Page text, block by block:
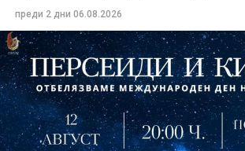
изпълнители GoGo, Toria, ZoV &
преди 2 дни 06.08.2026